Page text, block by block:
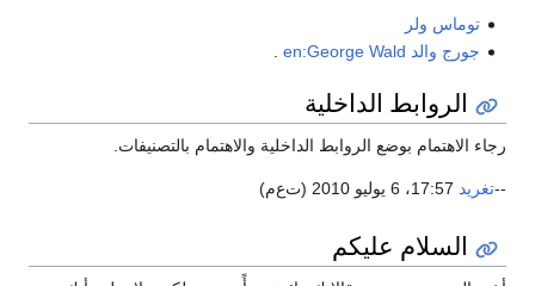
توماس ولر
جورج والد en:George Wald
.
الروابط الداخلية
الاهتمام بوضع الروابط الداخلية والاهتمام بالتصنيفات.
تغريد17:57، 6 يوليو 2010 (ت‌ع‌م)
السلام عليكم